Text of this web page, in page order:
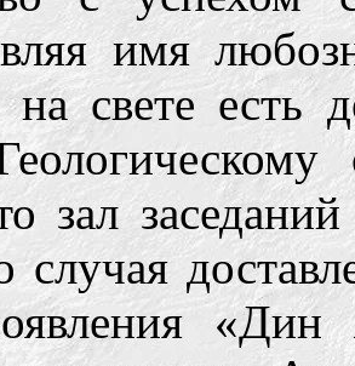
имя
на свете есть
зал
случая
«Дин